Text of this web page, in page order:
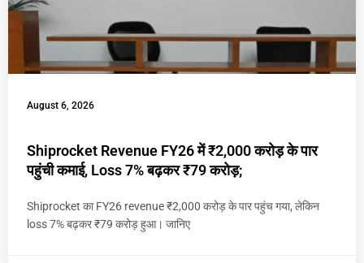
August 6, 2026
Shiprocket Revenue FY26 में ₹2,000 करोड़ के पार
पहुंची कमाई, Loss 7% बढ़कर ₹79 करोड़;
Shiprocket का FY26 revenue ₹2,000 करोड़ के पार पहुंच गया, लेकिन
loss 7% बढ़कर ₹79 करोड़ हुआ। जानिए